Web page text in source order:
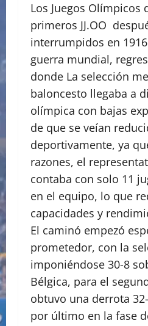
Los Juegos Olímpicos
primeros JJ.OO
interrumpidos en
guerra mundial,
donde La selección
baloncesto llegaba a
olímpica con bajas
de que se veían
deportivamente, ya
razones, el
contaba con solo 11
en el equipo, lo que
capacidades y
El caminó empezó
prometedor, con la
imponiéndose 30-8
Bélgica, para el
obtuvo una derrota
por último en la fase